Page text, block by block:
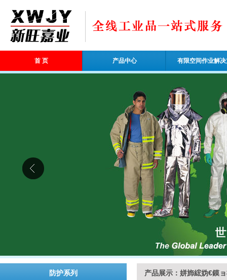
首 页 产品中心 有限空间作业解
防护系列 产品展示：姘斾綋妫€鏌